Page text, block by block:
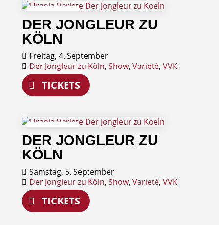
04
September
DER JONGLEUR ZU
KÖLN
Freitag, 4. September
Der Jongleur zu Köln, Show, Varieté, VVK
TICKETS
05
September
DER JONGLEUR ZU
KÖLN
Samstag, 5. September
Der Jongleur zu Köln, Show, Varieté, VVK
TICKETS